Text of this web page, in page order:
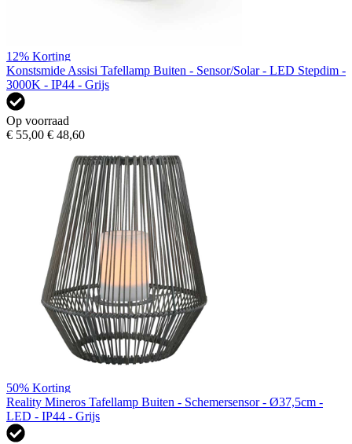
12% Korting
Konstsmide Assisi Tafellamp Buiten - Sensor/Solar - LED Stepdim -
3000K - IP44 - Grijs
Op voorraad
€ 55,00 € 48,60
50% Korting
Reality Mineros Tafellamp Buiten - Schemersensor - Ø37,5cm -
LED - IP44 - Grijs